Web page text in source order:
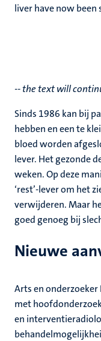
liver have now
-- the text will
Sinds 1986 kan bij
hebben en een te
bloed worden
lever. Het gezonde
weken. Op deze
‘rest’-lever om het
verwijderen. Maar
goed genoeg bij
Nieuwe
Arts en
met
en